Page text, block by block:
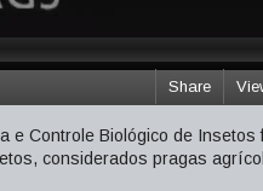
Share
e Controle Biológico de
considerados pragas